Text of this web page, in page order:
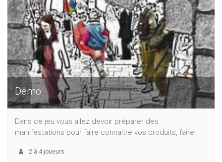
Demo
Dans ce jeu vous allez devoir préparer des
manifestations pour faire connaitre vos produits, faire...
2 à 4 joueurs